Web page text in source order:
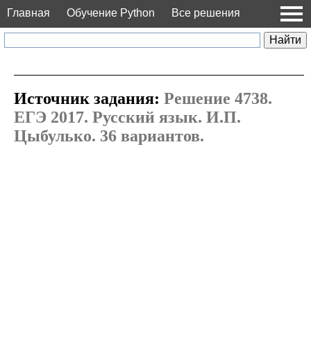
Главная Обучение Python Все решения
Источник задания: Решение 4738.
ЕГЭ 2017. Русский язык. И.П.
Цыбулько. 36 вариантов.